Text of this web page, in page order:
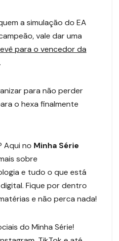
a simulação do EA
vale dar uma
para o vencedor da
.
para não perder
o hexa finalmente
Aqui no Minha Série
sobre
e tudo o que está
Fique por dentro
e não perca nada!
do Minha Série!